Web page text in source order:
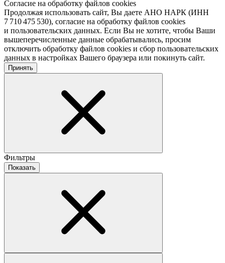
Согласие на обработку файлов cookies
Продолжая использовать сайт, Вы даете АНО НАРК (ИНН
7 710 475 530), согласие на обработку файлов cookies
и пользовательских данных. Если Вы не хотите, чтобы Ваши
вышеперечисленные данные обрабатывались, просим
отключить обработку файлов cookies и сбор пользовательских
данных в настройках Вашего браузера или покинуть сайт.
Принять
Фильтры
Показать